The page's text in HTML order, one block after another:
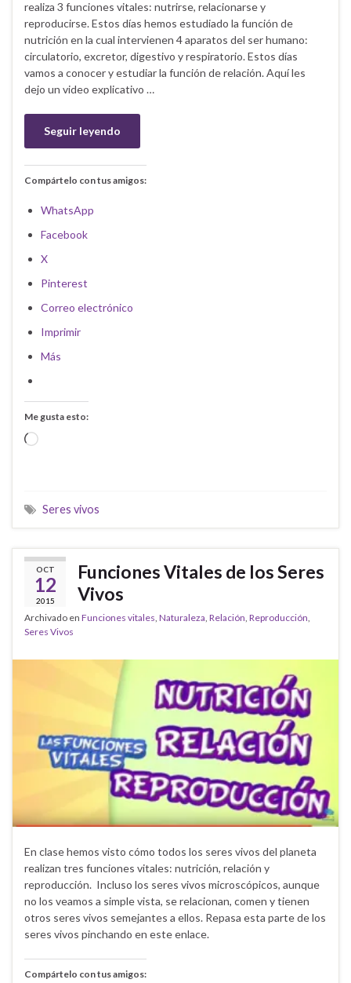
realiza 3 funciones vitales: nutrirse, relacionarse y
reproducirse. Estos días hemos estudiado la función de
nutrición en la cual intervienen 4 aparatos del ser humano:
circulatorio, excretor, digestivo y respiratorio. Estos días
vamos a conocer y estudiar la función de relación. Aquí les
dejo un video explicativo …
Seguir leyendo
Compártelo con tus amigos:
WhatsApp
Facebook
X
Pinterest
Correo electrónico
Imprimir
Más
Me gusta esto:
Cargando...
Seres vivos
OCT
12
2015
Funciones Vitales de los Seres
Vivos
Archivado en Funciones vitales Naturaleza Relación Reproducción
Seres Vivos
En clase hemos visto cómo todos los seres vivos del planeta
realizan tres funciones vitales: nutrición, relación y
reproducción. Incluso los seres vivos microscópicos, aunque
no los veamos a simple vista, se relacionan, comen y tienen
otros seres vivos semejantes a ellos. Repasa esta parte de los
seres vivos pinchando en este enlace.
Compártelo con tus amigos: